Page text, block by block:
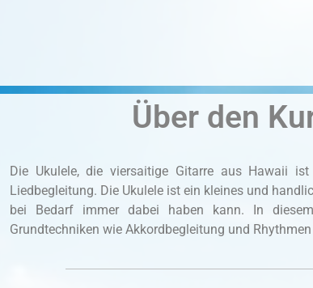
Über den
Die Ukulele, die viersaitige Gitarre aus Hawaii
Liedbegleitung. Die Ukulele ist ein kleines und
bei Bedarf immer dabei haben kann. In
Grundtechniken wie Akkordbegleitung und